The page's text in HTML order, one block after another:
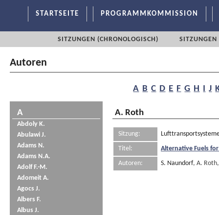
STARTSEITE PROGRAMMKOMMISSION
SITZUNGEN (CHRONOLOGISCH) SITZUNGEN
Autoren
A B C D E F G H I J
A
Abdoly K.
Abulawi J.
Adams N.
Adams N.A.
Adolf F.-M.
Adomeit A.
Agocs J.
Albers F.
Albus J.
A. Roth
Sitzung:
Titel:
Alternative Fuels
Autoren:
S. Naundorf, A.